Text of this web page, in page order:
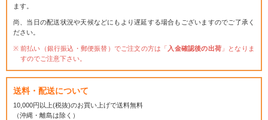
ます。
尚、当日の配送状況や天候などにもより遅延する場合もございますのでご了承く
ださい。
前払い（銀行振込・郵便振替）でご注文の方は「 入金確認後の出荷 」となりま
すのでご注意下さい。
送料・配送について
10,000円以上(税抜)のお買い上げで送料無料
（沖縄・離島は除く）